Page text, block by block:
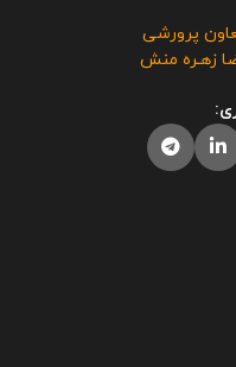
پرورشی
زهـره منش